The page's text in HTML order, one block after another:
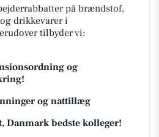
på brændstof,
drikkevarer i
tilbyder vi:
og
og nattillæg
Danmark bedste kolleger!